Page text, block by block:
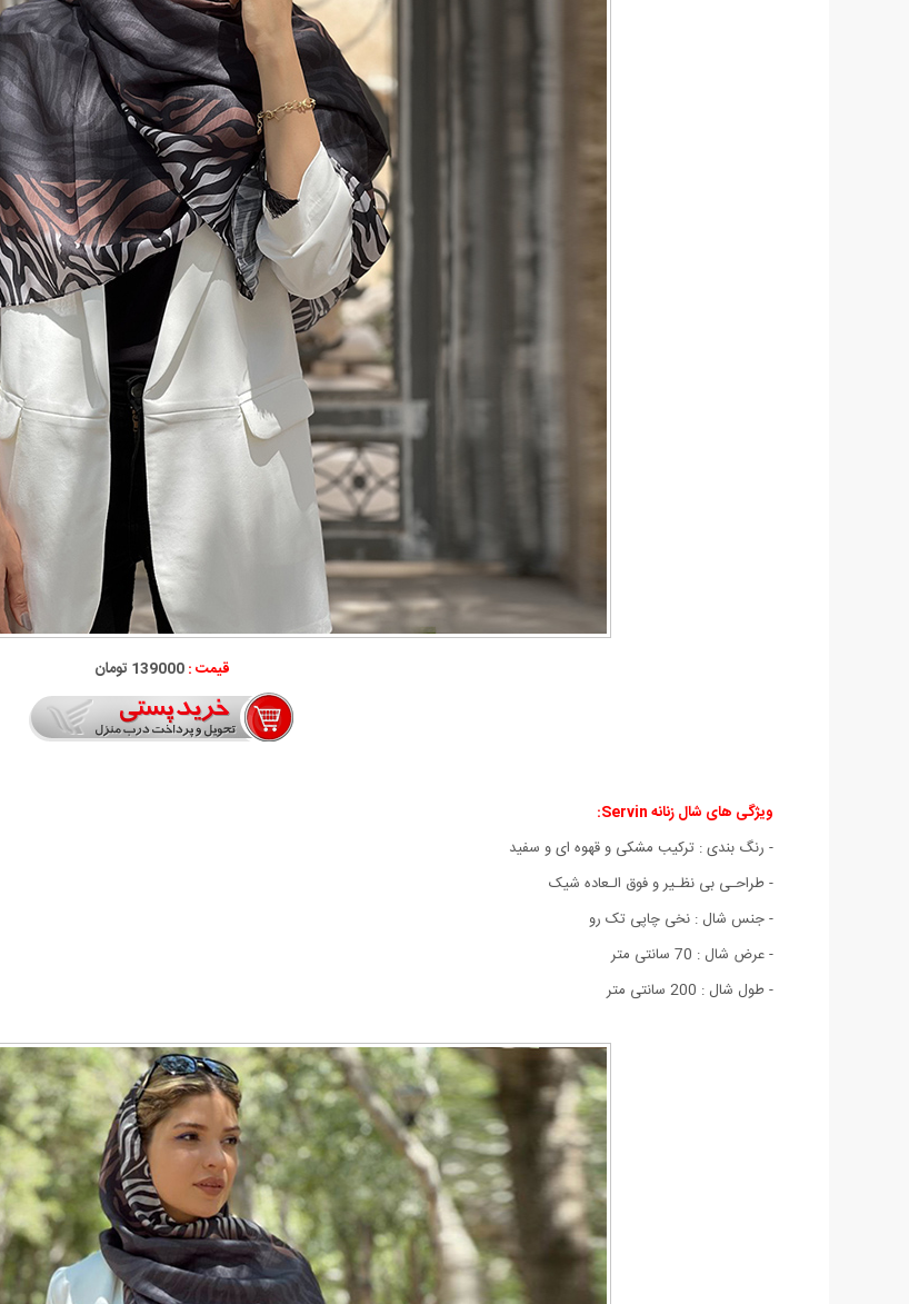
قیمت :139000 تومان
ویژگی های شال زنانه Servin:
- رنگ بندی : ترکیب مشکی و قهوه ای و سفید
- طراحـی بی نظـیر و فوق الـعاده شیک
- جنس شال : نخی چاپی تک رو
- عرض شال : 70 سانتی متر
- طول شال : 200 سانتی متر